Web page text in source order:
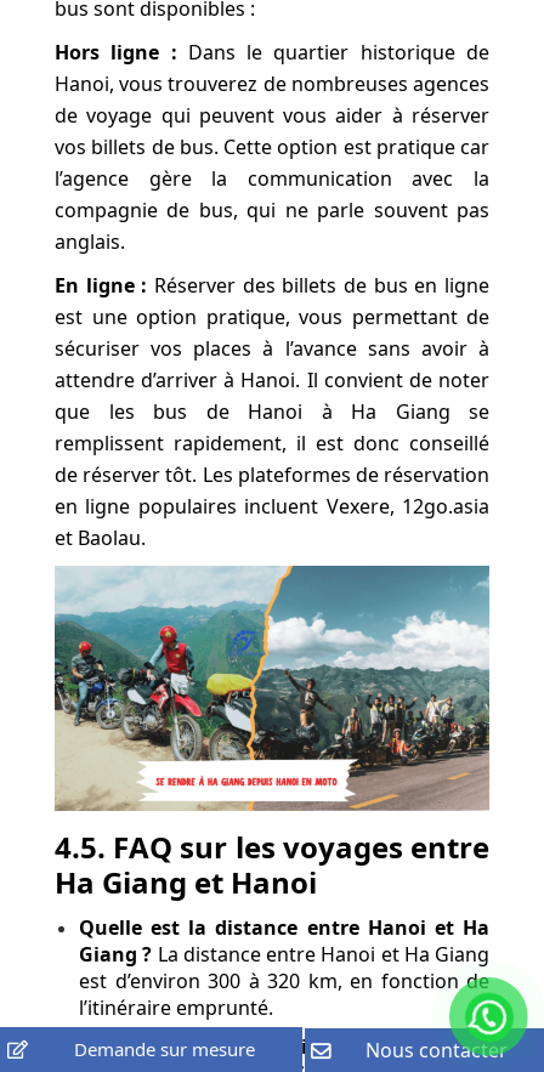
bus sont disponibles :
Hors ligne : Dans le quartier historique de
Hanoi, vous trouverez de nombreuses agences
de voyage qui peuvent vous aider à réserver
vos billets de bus. Cette option est pratique car
l’agence gère la communication avec la
compagnie de bus, qui ne parle souvent pas
anglais.
En ligne : Réserver des billets de bus en ligne
est une option pratique, vous permettant de
sécuriser vos places à l’avance sans avoir à
attendre d’arriver à Hanoi. Il convient de noter
que les bus de Hanoi à Ha Giang se
remplissent rapidement, il est donc conseillé
de réserver tôt. Les plateformes de réservation
en ligne populaires incluent Vexere, 12go.asia
et Baolau.
4.5. FAQ sur les voyages entre
Ha Giang et Hanoi
Quelle est la distance entre Hanoi et Ha
Giang ? La distance entre Hanoi et Ha Giang
est d’environ 300 à 320 km, en fonction de
l’itinéraire emprunté.
Quelles sont les options de transport
Demande sur mesure Nous contacter